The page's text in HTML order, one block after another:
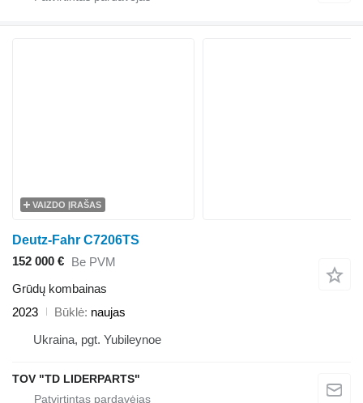
VAIZDO ĮRAŠAS
Deutz-Fahr C7206TS
152 000 € Be PVM
Grūdų kombainas
2023
Būklė naujas
Ukraina, pgt. Yubileynoe
TOV "TD LIDERPARTS"